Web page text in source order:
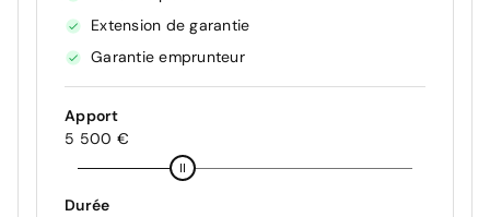
Extension de garantie
Garantie emprunteur
Apport
5 500 €
Durée